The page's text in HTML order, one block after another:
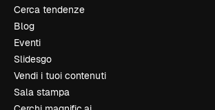
Cerca tendenze
Blog
Eventi
Slidesgo
Vendi i tuoi contenuti
Sala stampa